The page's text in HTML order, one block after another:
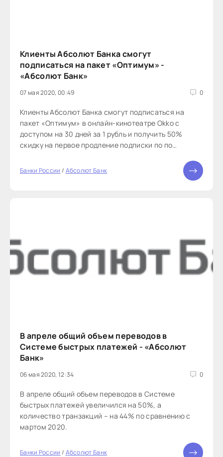
Клиенты Абсолют Банка смогут
подписаться на пакет «Оптимум» -
«Абсолют Банк»
07 мая 2020, 00:49 0
Клиенты Абсолют Банка смогут подписаться на
пакет «Оптимум» в онлайн-кинотеатре Okko с
доступом на 30 дней за 1 рубль и получить 50%
скидку на первое продление подписки по по
посмотреть историческую военную драму «Коридор
Банки России / Абсолют Банк
В апреле общий объем переводов в
Системе быстрых платежей - «Абсолют
Банк»
06 мая 2020, 12:34 0
В апреле общий объем переводов в Системе
быстрых платежей увеличился на 50%, а
количество транзакций – на 44% по сравнению с
мартом 2020.
Банки России / Абсолют Банк